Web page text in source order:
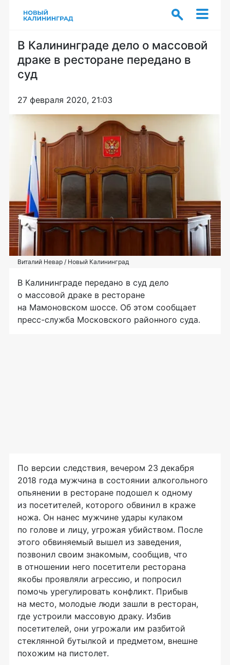
В Калининграде дело о массовой
драке в ресторане передано в
суд
27 февраля 2020, 21:03
Виталий Невар / Новый Калининград
В Калининграде передано в суд дело
о массовой драке в ресторане
на Мамоновском шоссе. Об этом сообщает
пресс-служба Московского районного суда.
По версии следствия, вечером 23 декабря
2018 года мужчина в состоянии алкогольного
опьянении в ресторане подошел к одному
из посетителей, которого обвинил в краже
ножа. Он нанес мужчине удары кулаком
по голове и лицу, угрожая убийством. После
этого обвиняемый вышел из заведения,
позвонил своим знакомым, сообщив, что
в отношении него посетители ресторана
якобы проявляли агрессию, и попросил
помочь урегулировать конфликт. Прибыв
на место, молодые люди зашли в ресторан,
где устроили массовую драку. Избив
посетителей, они угрожали им разбитой
стеклянной бутылкой и предметом, внешне
похожим на пистолет.